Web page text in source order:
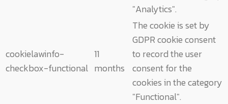
"Analytics".
cookielawinfo-
checkbox-functional
11
months
The cookie is set by
GDPR cookie consent
to record the user
consent for the
cookies in the category
"Functional".